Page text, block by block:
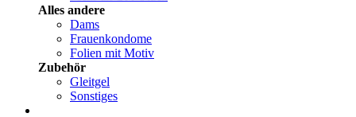
Alles andere
Dams
Frauenkondome
Folien mit Motiv
Zubehör
Gleitgel
Sonstiges